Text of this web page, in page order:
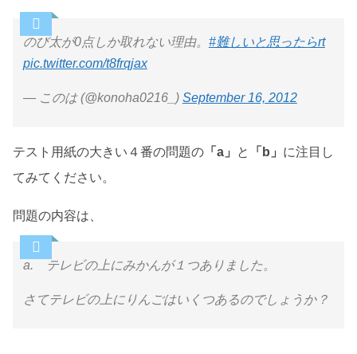
のび太が0点しか取れない理由。 #難しいと思ったらrt
pic.twitter.com/t8frqjax
— このは (@konoha0216_) September 16, 2012
テスト用紙の大きい４番の問題の 「a」 と 「b」 に注目し
てみてください。
問題の内容は、
a. テレビの上にみかんが１つありました。
さてテレビの上にりんごはいくつあるのでしょうか？